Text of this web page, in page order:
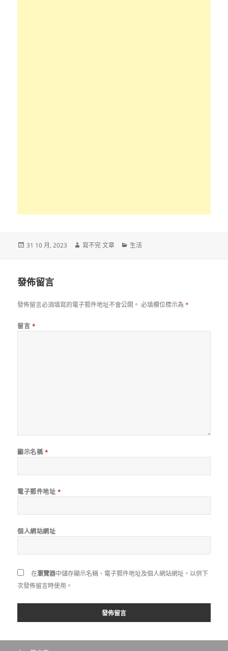
發
31 10 月, 2023
作
寫不完 文章
分
生活
發佈留言
發佈留言必須填寫的電子郵件地址不會公開。 必填欄位標示為*
留言 *
顯示名稱 *
電子郵件地址 *
個人網站網址
在瀏覽器中儲存顯示名稱、電子郵件地址及個人網站網址，以供下
次發佈留言時使用。